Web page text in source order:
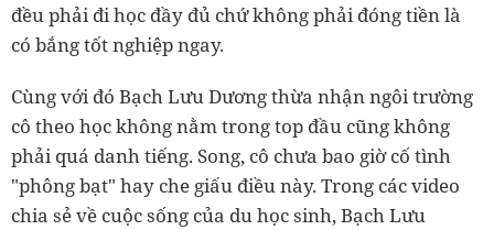
đều phải đi học đầy đủ chứ không phải đóng tiền là
có bắng tốt nghiệp ngay.
Cùng với đó Bạch Lưu Dương thừa nhận ngôi trường
cô theo học không nằm trong top đầu cũng không
phải quá danh tiếng. Song, cô chưa bao giờ cố tình
"phông bạt" hay che giấu điều này. Trong các video
chia sẻ về cuộc sống của du học sinh, Bạch Lưu